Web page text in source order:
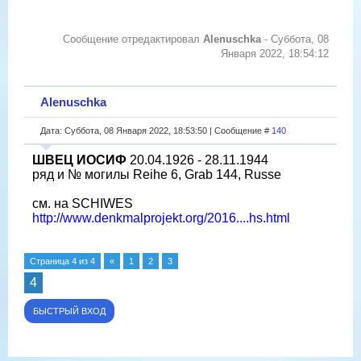
Сообщение отредактировал Alenuschka - Суббота, 08
Января 2022, 18:54:12
Alenuschka
Дата: Суббота, 08 Января 2022, 18:53:50 | Сообщение # 140
ШВЕЦ ИОСИФ 20.04.1926 - 28.11.1944
ряд и № могилы Reihe 6, Grab 144, Russe
см. на SCHIWES
http://www.denkmalprojekt.org/2016....hs.html
Страница 4 из 4 « 1 2 3
4